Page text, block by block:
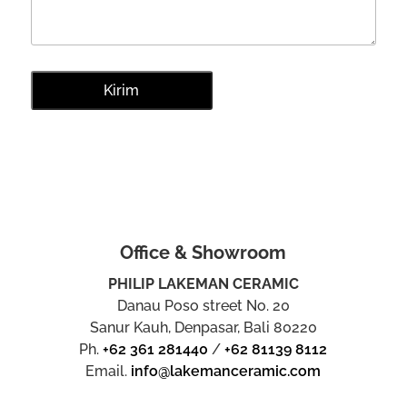
Office & Showroom
PHILIP LAKEMAN CERAMIC
Danau Poso street No. 20
Sanur Kauh, Denpasar, Bali 80220
Ph.+62 361 281440 /+62 81139 8112
Email. info@lakemanceramic.com